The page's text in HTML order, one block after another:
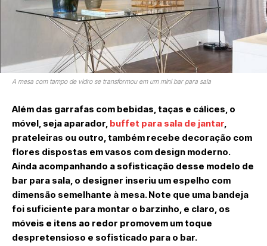
A mesa com tampo de vidro se transformou em um mini bar para sala
Além das garrafas com bebidas, taças e cálices, o
móvel, seja aparador, buffet para sala de jantar
prateleiras ou outro, também recebe decoração com
flores dispostas em vasos com design moderno.
Ainda acompanhando a sofisticação desse modelo de
bar para sala, o designer inseriu um espelho com
dimensão semelhante à mesa. Note que uma bandeja
foi suficiente para montar o barzinho, e claro, os
móveis e itens ao redor promovem um toque
despretensioso e sofisticado para o bar.